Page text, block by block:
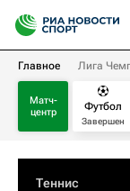
Главное Лига
Матч-
центр
Футбол
Завершен
Теннис